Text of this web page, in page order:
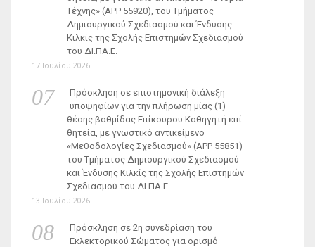
Τέχνης» (ΑΡΡ 55920), του Τμήματος
Δημιουργικού Σχεδιασμού και Ένδυσης
Κιλκίς της Σχολής Επιστημών Σχεδιασμού
του ΔΙ.ΠΑ.Ε.
17 Ιουλίου 2026
Πρόσκληση σε επιστημονική διάλεξη
υποψηφίων για την πλήρωση μίας (1)
θέσης βαθμίδας Επίκουρου Καθηγητή επί
θητεία, με γνωστικό αντικείμενο
«Μεθοδολογίες Σχεδιασμού» (ΑΡΡ 55851)
του Τμήματος Δημιουργικού Σχεδιασμού
και Ένδυσης Κιλκίς της Σχολής Επιστημών
Σχεδιασμού του ΔΙ.ΠΑ.Ε.
13 Ιουλίου 2026
Πρόσκληση σε 2η συνεδρίαση του
Εκλεκτορικού Σώματος για ορισμό